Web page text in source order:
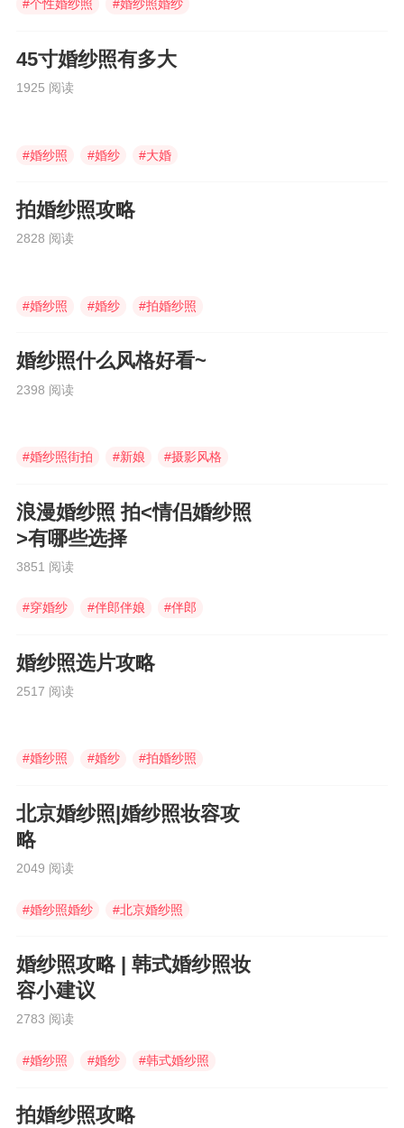
#个性婚纱照 #婚纱照婚纱
45寸婚纱照有多大
1925 阅读
#婚纱照 #婚纱 #大婚
拍婚纱照攻略
2828 阅读
#婚纱照 #婚纱 #拍婚纱照
婚纱照什么风格好看~
2398 阅读
#婚纱照街拍 #新娘 #摄影风格
浪漫婚纱照 拍<情侣婚纱照
>有哪些选择
3851 阅读
#穿婚纱 #伴郎伴娘 #伴郎
婚纱照选片攻略
2517 阅读
#婚纱照 #婚纱 #拍婚纱照
北京婚纱照|婚纱照妆容攻
略
2049 阅读
#婚纱照婚纱 #北京婚纱照
婚纱照攻略 | 韩式婚纱照妆
容小建议
2783 阅读
#婚纱照 #婚纱 #韩式婚纱照
拍婚纱照攻略